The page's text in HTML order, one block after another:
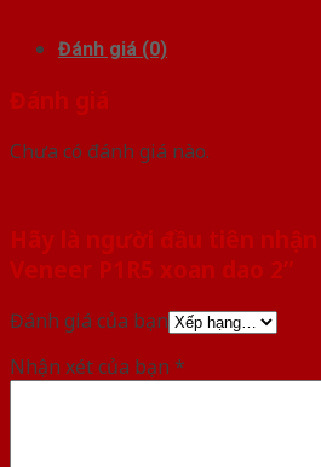
Đánh giá (0)
Đánh giá
Chưa có đánh giá nào.
Hãy là người đầu tiên nhận
Veneer P1R5 xoan dao 2”
Đánh giá của bạn
Nhận xét của bạn *